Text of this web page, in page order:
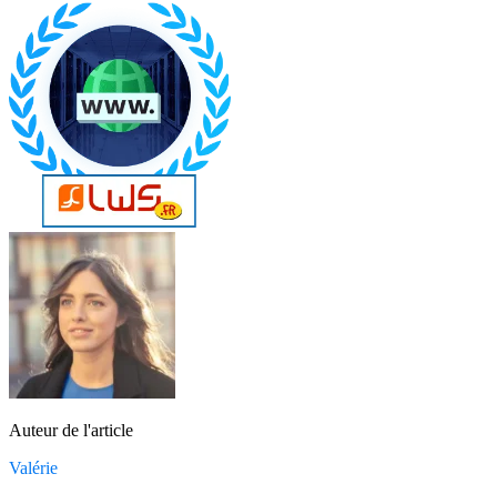
Auteur de l'article
Valérie